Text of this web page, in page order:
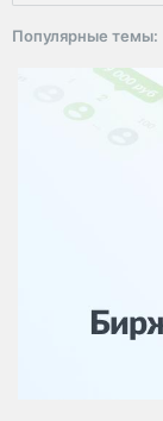
Популярные темы: